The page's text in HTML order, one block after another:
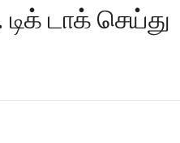
டாக் செய்து